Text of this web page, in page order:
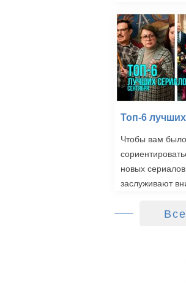
Топ-6
Чтобы вам
новых
заслуживают